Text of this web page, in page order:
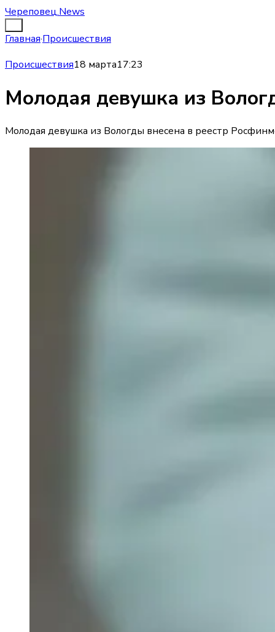
Череповец.News
Главная·Происшествия
Происшествия18 марта17:23
Молодая девушка из
Молодая девушка из Вологды внесена в реестр